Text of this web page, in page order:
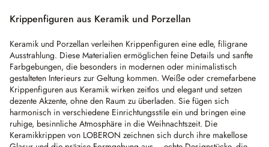
Krippenfiguren aus Keramik und Porzellan
Keramik und Porzellan verleihen Krippenfiguren eine edle, filigrane
Ausstrahlung. Diese Materialien ermöglichen feine Details und sanfte
Farbgebungen, die besonders in modernen oder minimalistisch
gestalteten Interieurs zur Geltung kommen. Weiße oder cremefarbene
Krippenfiguren aus Keramik wirken zeitlos und elegant und setzen
dezente Akzente, ohne den Raum zu überladen. Sie fügen sich
harmonisch in verschiedene Einrichtungsstile ein und bringen eine
ruhige, besinnliche Atmosphäre in die Weihnachtszeit. Die
Keramikkrippen von LOBERON zeichnen sich durch ihre makellose